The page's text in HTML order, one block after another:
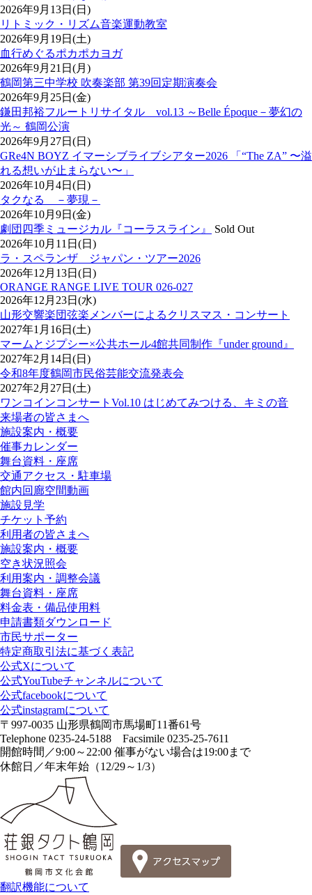
2026年9月13日(日)
リトミック・リズム音楽運動教室
2026年9月19日(土)
血行めぐるポカポカヨガ
2026年9月21日(月)
鶴岡第三中学校 吹奏楽部 第39回定期演奏会
2026年9月25日(金)
鎌田邦裕フルートリサイタル vol.13 ～Belle Époque－夢幻の
光～ 鶴岡公演
2026年9月27日(日)
GRe4N BOYZ イマーシブライブシアター2026 「“The ZA” 〜溢
れる想いが止まらない〜」
2026年10月4日(日)
タクなる －夢現－
2026年10月9日(金)
劇団四季ミュージカル『コーラスライン』
Sold Out
2026年10月11日(日)
ラ・スペランザ ジャパン・ツアー2026
2026年12月13日(日)
ORANGE RANGE LIVE TOUR 026-027
2026年12月23日(水)
山形交響楽団弦楽メンバーによるクリスマス・コンサート
2027年1月16日(土)
マームとジプシー×公共ホール4館共同制作『under ground』
2027年2月14日(日)
令和8年度鶴岡市民俗芸能交流発表会
2027年2月27日(土)
ワンコインコンサートVol.10 はじめてみつける、キミの音
来場者の皆さまへ
施設案内・概要
催事カレンダー
舞台資料・座席
交通アクセス・駐車場
館内回廊空間動画
施設見学
チケット予約
利用者の皆さまへ
施設案内・概要
空き状況照会
利用案内・調整会議
舞台資料・座席
料金表・備品使用料
申請書類ダウンロード
市民サポーター
特定商取引法に基づく表記
公式Xについて
公式YouTubeチャンネルについて
公式facebookについて
公式instagramについて
〒997-0035 山形県鶴岡市馬場町11番61号
Telephone 0235-24-5188 Facsimile 0235-25-7611
開館時間／9:00～22:00 催事がない場合は19:00まで
休館日／年末年始（12/29～1/3）
翻訳機能について